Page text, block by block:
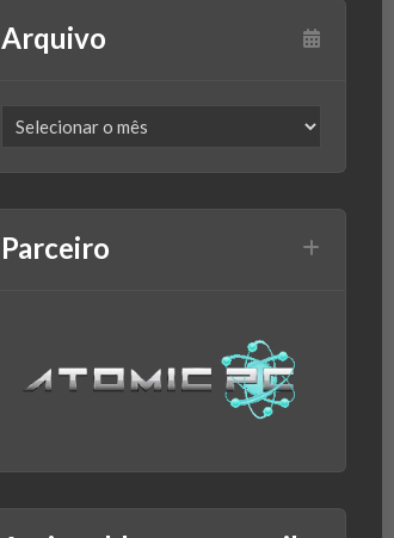
Arquivo
Parceiro